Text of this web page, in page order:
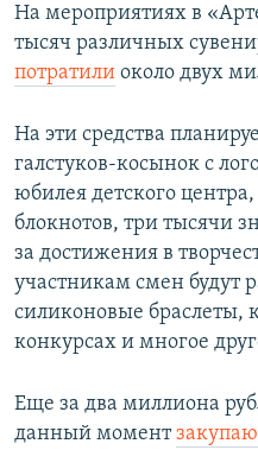
На мероприятиях в
тысяч различных
потратили около двух
На эти средства
галстуков-косынок с
юбилея детского
блокнотов, три тысячи
за достижения в
участникам смен будут
силиконовые браслеты,
конкурсах и многое
Еще за два миллиона
данный момент